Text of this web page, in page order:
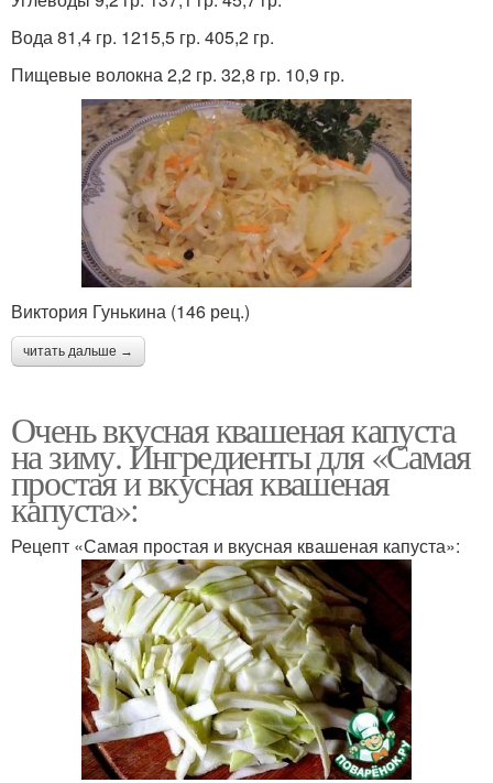
Вода 81,4 гр. 1215,5 гр. 405,2 гр.
Пищевые волокна 2,2 гр. 32,8 гр. 10,9 гр.
Виктория Гунькина (146 рец.)
читать дальше →
Очень вкусная квашеная капуста
на зиму. Ингредиенты для «Самая
простая и вкусная квашеная
капуста»:
Рецепт «Самая простая и вкусная квашеная капуста»: